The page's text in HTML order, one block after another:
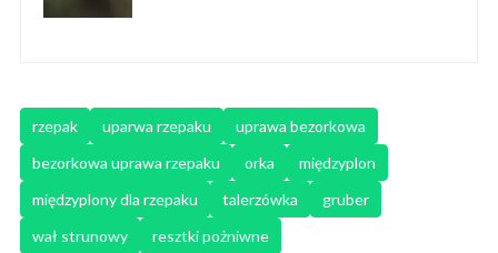
rzepak uparwa rzepaku
uprawa bezorkowa
bezorkowa uprawa rzepaku
orka
międzyplon
międzyplony dla rzepaku
talerzówka
gruber
wał strunowy
resztki pożniwne